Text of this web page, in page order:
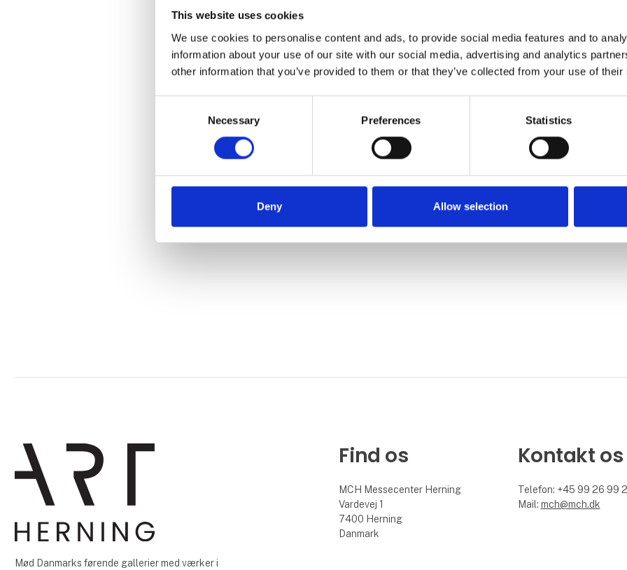
This website uses cookies
We use cookies to personalise content and ads, to provide social media features and to
information about your use of our site with our social media, advertising and analytics
other information that you’ve provided to them or that they’ve collected from your use of
Necessary Preferences Statistics
Deny Allow selection
Mød Danmarks førende gallerier med værker i
Find os
MCH Messecenter Herning
Vardevej 1
7400 Herning
Danmark
Kontakt os
Telefon: +45 99 26 99
Mail: mch@mch.dk